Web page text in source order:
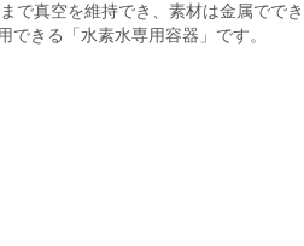
で真空を維持でき、素材は金属でで
きる「水素水専用容器」です。